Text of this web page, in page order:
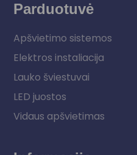
Parduotuvė
Apšvietimo sistemos
Elektros instaliacija
Lauko šviestuvai
LED juostos
Vidaus apšvietimas